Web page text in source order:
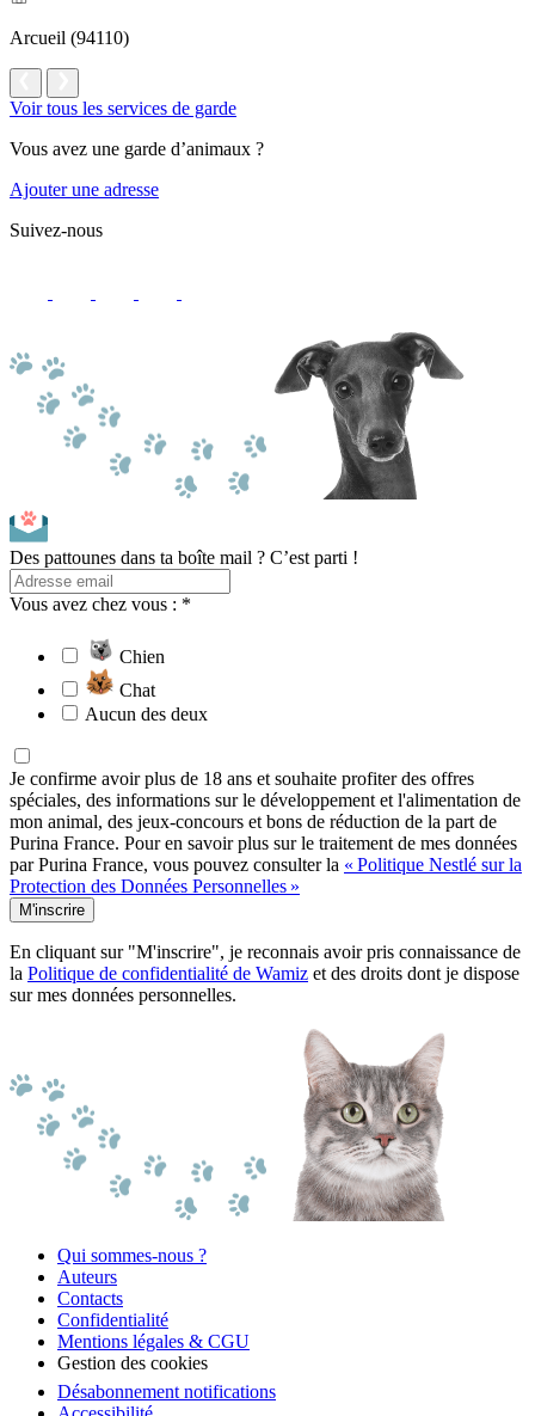
Arcueil (94110)
Voir tous les services de garde
Vous avez une garde d’animaux ?
Ajouter une adresse
Suivez-nous
Des pattounes dans ta boîte mail ? C’est parti !
Vous avez chez vous : *
Chien
Chat
Aucun des deux
Je confirme avoir plus de 18 ans et souhaite profiter des offres
spéciales, des informations sur le développement et l'alimentation de
mon animal, des jeux-concours et bons de réduction de la part de
Purina France. Pour en savoir plus sur le traitement de mes données
par Purina France, vous pouvez consulter la « Politique Nestlé sur la
Protection des Données Personnelles »
M'inscrire
En cliquant sur "M'inscrire", je reconnais avoir pris connaissance de
la Politique de confidentialité de Wamiz et des droits dont je dispose
sur mes données personnelles.
Qui sommes-nous ?
Auteurs
Contacts
Confidentialité
Mentions légales & CGU
Gestion des cookies
Désabonnement notifications